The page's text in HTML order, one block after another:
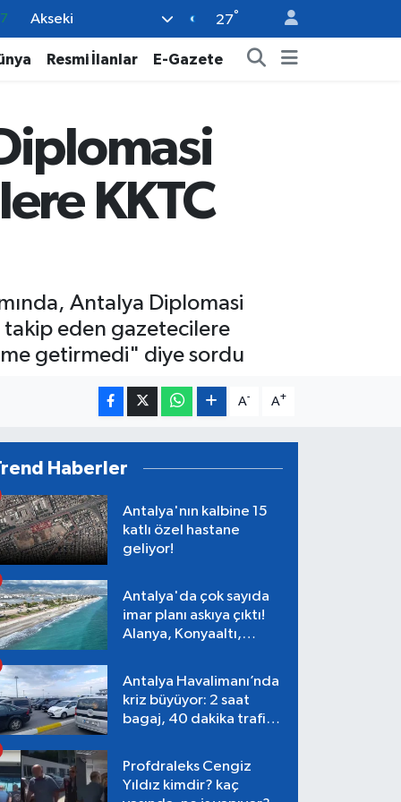
Akseki 27°
Resmi İlanlar E-Gazete
KKTC
Antalya Diplomasi
eden gazetecilere
getirmedi" diye sordu
A- A+
Haberler
Antalya'nın kalbine 15
katlı özel hastane
geliyor!
Antalya'da çok sayıda
imar planı askıya çıktı!
Alanya, Konyaaltı,
Antalya Havalimanı’nda
kriz büyüyor: 2 saat
bagaj, 40 dakika trafik,
Profdraleks Cengiz
Yıldız kimdir? kaç